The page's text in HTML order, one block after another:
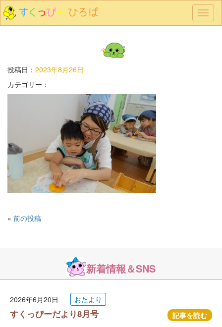
メ
ニ
投稿日： 2023年8月26日
カテゴリー：
« 前の投稿
新着情報＆SNS
2026年6月20日 おたより
すくっぴーだより8月号 記事を読む